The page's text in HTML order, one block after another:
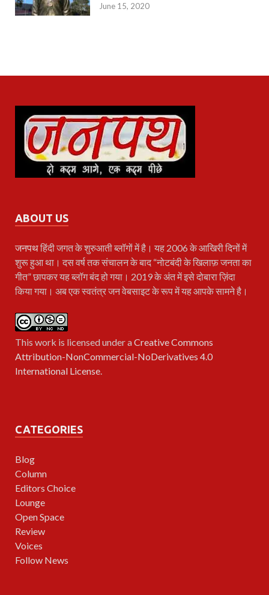
June 15, 2020
ABOUT US
जनपथहिंदी जगत के शुरुआती ब्लॉगों में है। यह 2006 के आखिरी दिनों में
शुरू हुआ था। दस वर्ष तक संचालन के बाद “नोटबंदी के खिलाफ़ जनता का
गीत” छापकर यह ब्लॉग बंद हो गया। 2019 के अंत में इसे दोबारा ज़िंदा
किया गया। अब एक स्वतंत्र जन वेबसाइट के रूप में यह आपके सामने है।
This work is licensed under aCreative Commons
Attribution-NonCommercial-NoDerivatives 4.0
International License.
CATEGORIES
Blog
Column
Editors Choice
Lounge
Open Space
Review
Voices
Follow News